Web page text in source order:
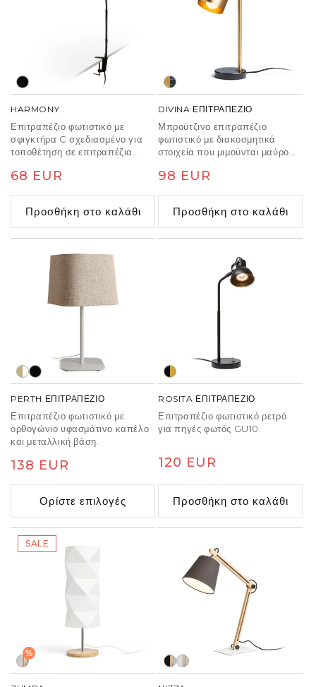
HARMONY
Επιτραπέζιο φωτιστικό με
σφιγκτήρα C σχεδιασμένο για
τοποθέτηση σε επιτραπέζια
φωτός LED GU10. Το μέγιστο
Κανονική
τιμή
68 EUR
Προσθήκη στο καλάθι
DIVINA ΕΠΙΤΡΑΠΕΖΙΟ
Μπρούτζινο επιτραπέζιο
φωτιστικό με διακοσμητικά
στοιχεία που μιμούνται μαύρο
E27.
Κανονική
τιμή
98 EUR
Προσθήκη στο καλάθι
PERTH ΕΠΙΤΡΑΠΕΖΙΟ
Επιτραπέζιο φωτιστικό με
ορθογώνιο υφασμάτινο καπέλο
και μεταλλική βάση.
Κανονική
τιμή
138 EUR
Ορίστε επιλογές
ROSITA ΕΠΙΤΡΑΠΕΖΙΟ
Επιτραπέζιο φωτιστικό ρετρό
για πηγές φωτός GU10.
Κανονική
τιμή
120 EUR
Προσθήκη στο καλάθι
SALE
%